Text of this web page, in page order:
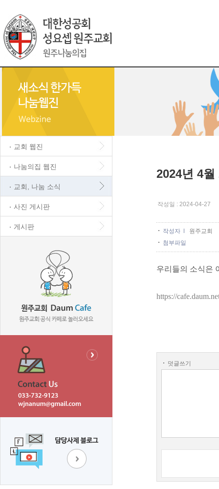
교회 웹진
나눔의집 웹진
교회, 나눔 소식
사진 게시판
게시판
2024년 4
작성일 : 2024-04-
작성자
원주교회
첨부파일
우리들의 소식은
https://
덧글쓰기